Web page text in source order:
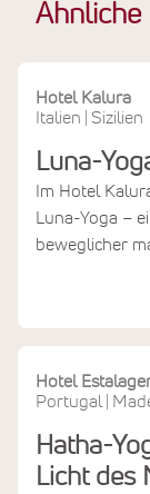
Ähnliche
Hotel Kalura
Italien
Sizilien
Luna-
Im Hotel
Luna-Yoga –
beweglicher
Hotel
Portugal|
Hatha-
Licht des